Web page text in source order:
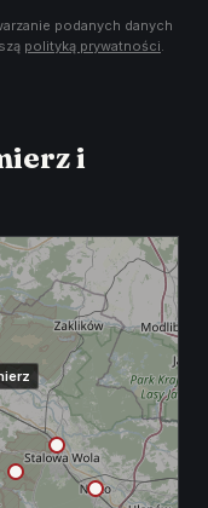
podanych danych
polityką prywatności.
i